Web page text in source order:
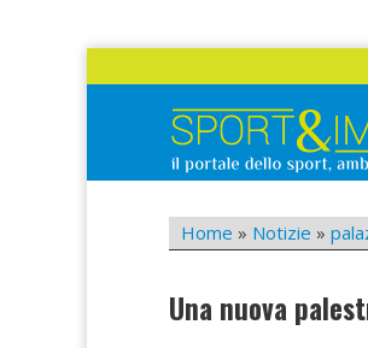
Home » Notizie »
Una nuova